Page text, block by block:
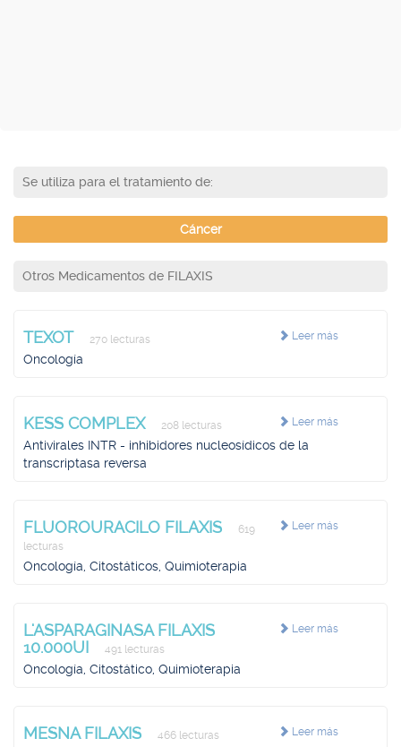
Se utiliza para el tratamiento de:
Cáncer
Otros Medicamentos de FILAXIS
Leer más
TEXOT 270 lecturas
Oncología
Leer más
KESS COMPLEX 208 lecturas
Antivirales INTR - inhibidores nucleosídicos de la
transcriptasa reversa
Leer más
FLUOROURACILO FILAXIS
619
lecturas
Oncología, Citostáticos, Quimioterapia
Leer más
L'ASPARAGINASA FILAXIS
10.000UI
491 lecturas
Oncología, Citostático, Quimioterapia
Leer más
MESNA FILAXIS 466 lecturas